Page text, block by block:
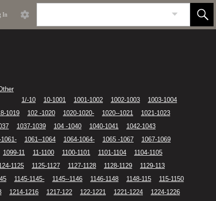
In
1/-10
10-1001 1001-1002 1002-1003
1003-1004
1019 102 -1020 1020-1020- 1020--1021
1021-1023
1037-1039 104 -1040 1040-1041
1042-1043
1061--1064 1064-1064- 1065 -1067
1067-1069
1099-11 11-1100 1100-1101 1101-1104
1104-1105
1125 1125-1127 1127-1128 1128-1129
1129-113
1145-1145- 1145--1146 1146-1148 1148-115
115-1150
1214-1216 1217-122 122-1221 1221-1224
1224-1226